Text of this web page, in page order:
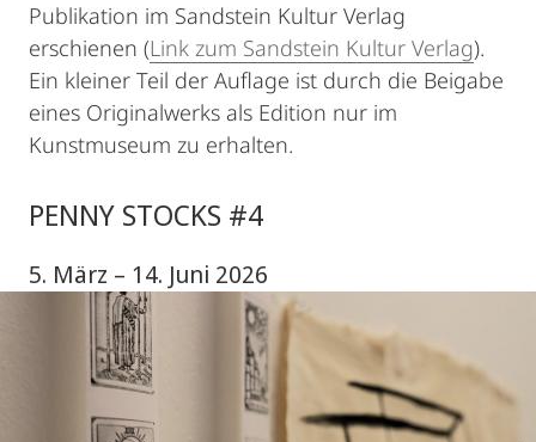
Publikation im Sandstein Kultur Verlag
erschienen (Link zum Sandstein Kultur Verlag).
Ein kleiner Teil der Auflage ist durch die Beigabe
eines Originalwerks als Edition nur im
Kunstmuseum zu erhalten.
PENNY STOCKS #4
5. März – 14. Juni 2026